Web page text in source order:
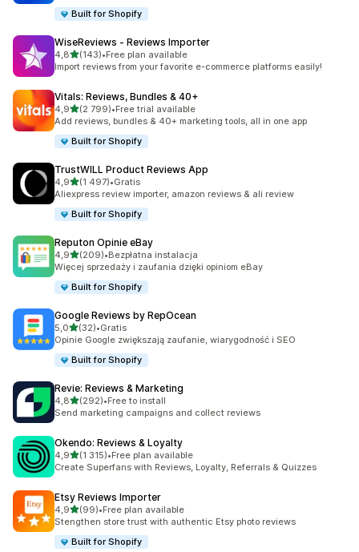
Built for Shopify
WiseReviews ‑ Reviews Importer
4,8na 5 gwiazdek
(143)
Łączna liczba recenzji: 143
•Free plan available
Import reviews from your favorite e-commerce platforms easily!
Vitals: Reviews, Bundles & 40+
4,9na 5 gwiazdek
(2 799)
Łączna liczba recenzji: 2799
•Free trial available
Add reviews, bundles & 40+ marketing tools, all in one app
Built for Shopify
TrustWILL Product Reviews App
4,9na 5 gwiazdek
(1 497)
Łączna liczba recenzji: 1497
•Gratis
Aliexpress review importer, amazon reviews & ali review
Built for Shopify
Reputon Opinie eBay
4,9na 5 gwiazdek
(209)
Łączna liczba recenzji: 209
•Bezpłatna instalacja
Więcej sprzedaży i zaufania dzięki opiniom eBay
Built for Shopify
Google Reviews by RepOcean
5,0na 5 gwiazdek
(32)
Łączna liczba recenzji: 32
•Gratis
Opinie Google zwiększają zaufanie, wiarygodność i SEO
Built for Shopify
Revie: Reviews & Marketing
4,8na 5 gwiazdek
(292)
Łączna liczba recenzji: 292
•Free to install
Send marketing campaigns and collect reviews
Okendo: Reviews & Loyalty
4,9na 5 gwiazdek
(1 315)
Łączna liczba recenzji: 1315
•Free plan available
Create Superfans with Reviews, Loyalty, Referrals & Quizzes
Etsy Reviews Importer
4,9na 5 gwiazdek
(99)
Łączna liczba recenzji: 99
•Free plan available
Stengthen store trust with authentic Etsy photo reviews
Built for Shopify